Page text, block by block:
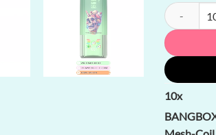
BANGBOX
10x